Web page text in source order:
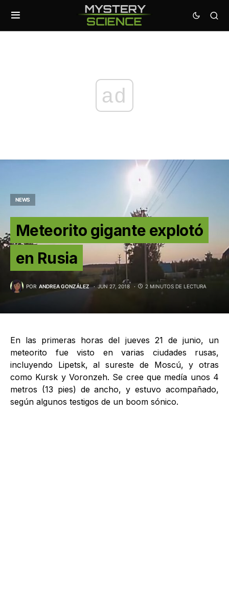
ad
NEWS
Meteorito gigante explotó
en Rusia
POR ANDREA GONZÁLEZ JUN 27, 2018 2 MINUTOS DE LECTURA
En las primeras horas del jueves 21 de junio, un
meteorito fue visto en varias ciudades rusas,
incluyendo Lipetsk, al sureste de Moscú, y otras
como Kursk y Voronzeh. Se cree que medía unos 4
metros (13 pies) de ancho, y estuvo acompañado,
según algunos testigos de un boom sónico.